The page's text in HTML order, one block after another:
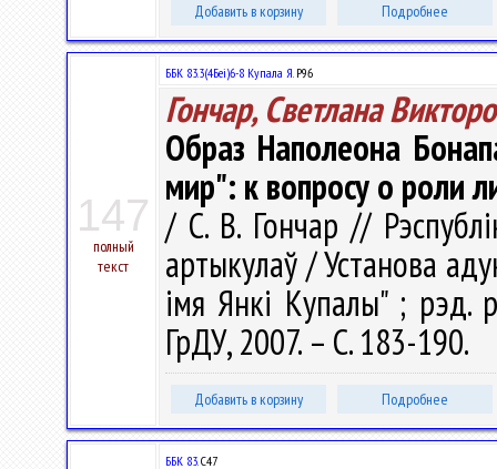
Добавить в корзину Подробнее
147
полный
текст
ББК 83.3(4Беі)6-8 Купала Я.Р96
Гончар, Светлана
Образ Наполеона
мир": к вопросу о роли
/ С. В. Гончар //
артыкулаў / Установа
імя Янкі Купалы" ; рэд.
ГрДУ, 2007. – С. 183-190.
Добавить в корзину Подробнее
ББК 83.С47